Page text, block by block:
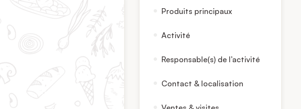
Produits principaux
Activité
Responsable(s) de l’activité
Contact & localisation